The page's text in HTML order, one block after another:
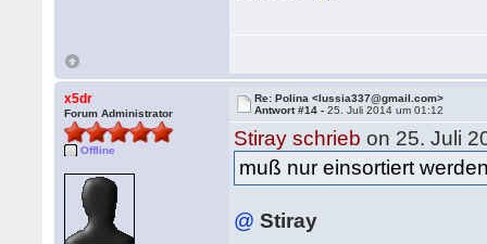
x5dr
Forum Administrator
Offline
Re: Polina <lussia337@gmail.com>
Antwort #14 -25. Juli 2014 um 01:12
Stiray schrieb on 25. Juli
muß nur einsortiert
@ Stiray